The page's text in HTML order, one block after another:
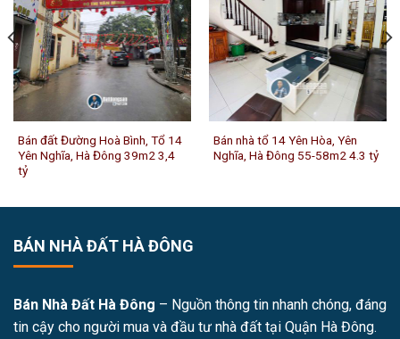
Bán đất Đường Hoà Bình, Tổ 14
Yên Nghĩa, Hà Đông 39m2 3,4
tỷ
Bán nhà tổ 14 Yên Hòa, Yên
Nghĩa, Hà Đông 55-58m2 4.3 tỷ
BÁN NHÀ ĐẤT HÀ ĐÔNG
Bán Nhà Đất Hà Đông – Nguồn thông tin nhanh chóng, đáng
tin cậy cho người mua và đầu tư nhà đất tại Quận Hà Đông.